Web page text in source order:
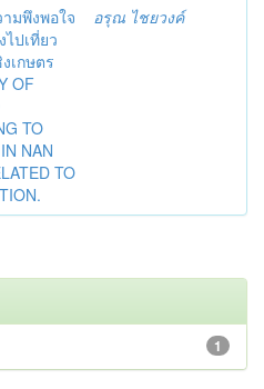
มพึงพอใจ
ปเที่ยว
เกษตร
OF
TO
NAN
TO
อรุณ ไชยวงค์
1